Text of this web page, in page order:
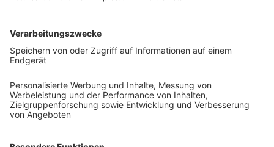
TOP-VEREINE
TOP-PARTNER